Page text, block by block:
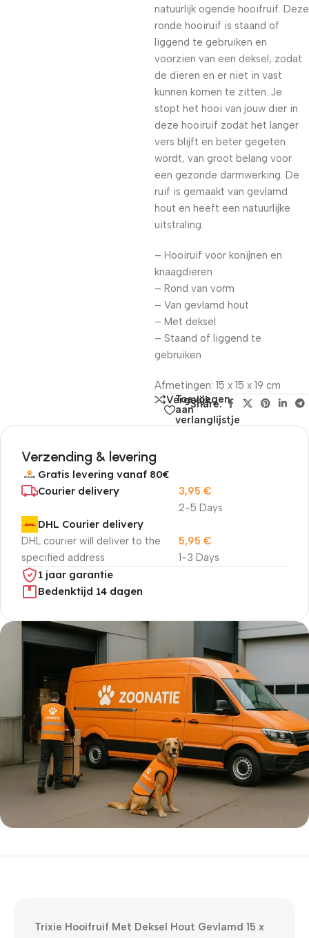
natuurlijk ogende hooifruif. Deze
ronde hooiruif is staand of
liggend te gebruiken en
voorzien van een deksel, zodat
de dieren en er niet in vast
kunnen komen te zitten. Je
stopt het hooi van jouw dier in
deze hooiruif zodat het langer
vers blijft en beter gegeten
wordt, van groot belang voor
een gezonde darmwerking. De
ruif is gemaakt van gevlamd
hout en heeft een natuurlijke
uitstraling.
– Hooiruif voor konijnen en
knaagdieren
– Rond van vorm
– Van gevlamd hout
– Met deksel
– Staand of liggend te
gebruiken
Afmetingen: 15 x 15 x 19 cm
Vergelijk
Toevoegen
aan
verlanglijstje
Share:
Verzending & levering
Gratis levering vanaf 80€
Courier delivery
2-5 Days
3,95 €
DHL Courier delivery
DHL courier will deliver to the
specified address
1-3 Days
5,95 €
1 jaar garantie
Bedenktijd 14 dagen
5% korting met code
Trixie Hooifruif Met Deksel Hout Gevlamd 15 x